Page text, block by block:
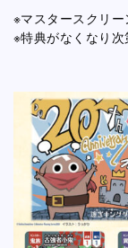
※マスタースクリー
※特典がなくなり